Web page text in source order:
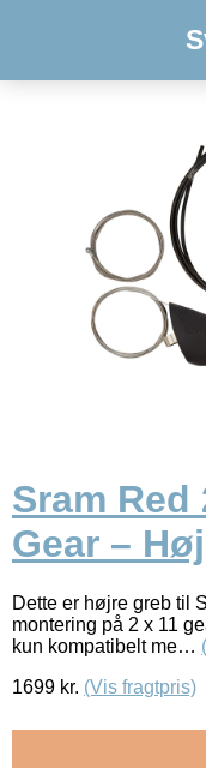
Sram Red
Gear –
Dette er højre greb til
montering på 2 x 11
kun kompatibelt me…
1699 kr. (Vis fragtpris)